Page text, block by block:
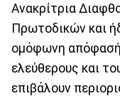
Ανακρίτρια
Πρωτοδικών και
ομόφωνη
ελεύθερους και
επιβάλουν